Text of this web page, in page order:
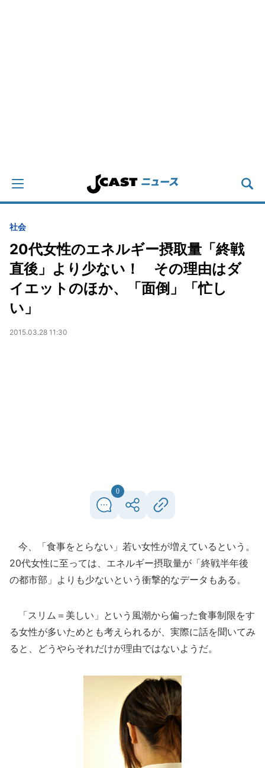
社会
20代女性のエネルギー摂取量「終戦
直後」より少ない！ その理由はダ
イエットのほか、「面倒」「忙し
い」
2015.03.28 11:30
0
今、「食事をとらない」若い女性が増えているという。
20代女性に至っては、エネルギー摂取量が「終戦半年後
の都市部」よりも少ないという衝撃的なデータもある。
「スリム＝美しい」という風潮から偏った食事制限をす
る女性が多いためとも考えられるが、実際に話を聞いてみ
ると、どうやらそれだけが理由ではないようだ。